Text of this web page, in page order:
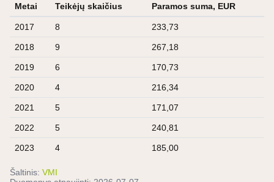
Metai Teikėjų skaičius Paramos suma, EUR
2017 8 233,73
2018 9 267,18
2019 6 170,73
2020 4 216,34
2021 5 171,07
2022 5 240,81
2023 4 185,00
Šaltinis: VMI